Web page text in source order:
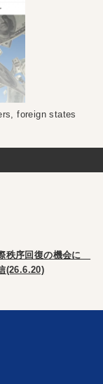
foreign states
秩序回復の機会に
(26.6.20)